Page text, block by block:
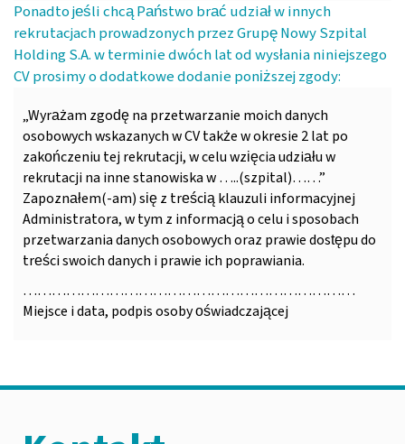
Ponadto jeśli chcą Państwo brać udział w innych
rekrutacjach prowadzonych przez Grupę Nowy Szpital
Holding S.A. w terminie dwóch lat od wysłania niniejszego
CV prosimy o dodatkowe dodanie poniższej zgody:
„Wyrażam zgodę na przetwarzanie moich danych
osobowych wskazanych w CV także w okresie 2 lat po
zakończeniu tej rekrutacji, w celu wzięcia udziału w
rekrutacji na inne stanowiska w …..(szpital)……”
Zapoznałem(-am) się z treścią klauzuli informacyjnej
Administratora, w tym z informacją o celu i sposobach
przetwarzania danych osobowych oraz prawie dostępu do
treści swoich danych i prawie ich poprawiania.
……………………………………………………………
Miejsce i data, podpis osoby oświadczającej